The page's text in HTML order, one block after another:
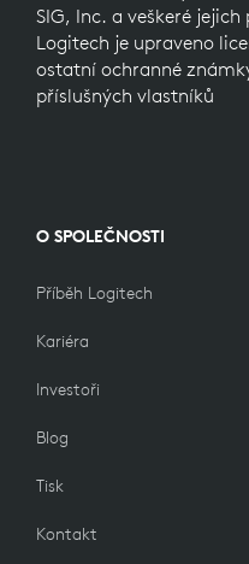
SIG, Inc. a veškeré
Logitech je upraveno
ostatní ochranné
příslušných vlastníků
O SPOLEČNOSTI
Příběh Logitech
Kariéra
Investoři
Blog
Tisk
Kontakt